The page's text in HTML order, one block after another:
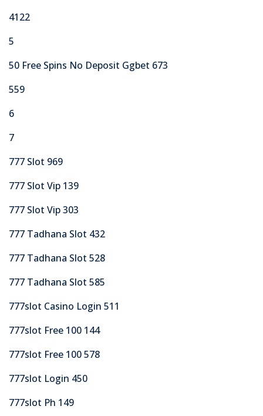
4122
5
50 Free Spins No Deposit Ggbet 673
559
6
7
777 Slot 969
777 Slot Vip 139
777 Slot Vip 303
777 Tadhana Slot 432
777 Tadhana Slot 528
777 Tadhana Slot 585
777slot Casino Login 511
777slot Free 100 144
777slot Free 100 578
777slot Login 450
777slot Ph 149